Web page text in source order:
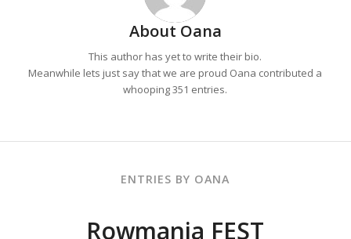
About Oana
This author has yet to write their bio.
Meanwhile lets just say that we are proud Oana contributed a
whooping 351 entries.
ENTRIES BY OANA
Rowmania FEST